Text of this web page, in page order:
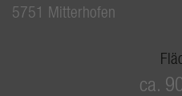
5751 Mitterhofen
ca.